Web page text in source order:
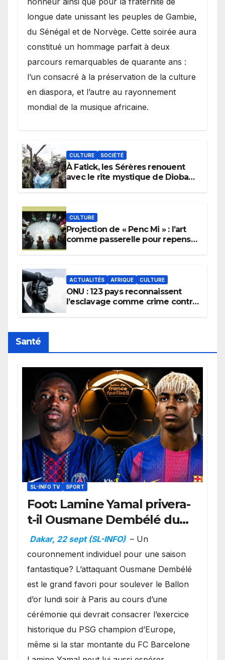
longue date unissant les peuples de Gambie,
du Sénégal et de Norvège. Cette soirée aura
constitué un hommage parfait à deux
parcours remarquables de quarante ans :
l’un consacré à la préservation de la culture
en diaspora, et l’autre au rayonnement
mondial de la musique africaine.
CULTURE SOCIÉTÉ
À Fatick, les Sérères renouent
avec le rite mystique de Diobaye
CULTURE
Projection de « Penc Mi » : l’art
comme passerelle pour repenser
ACTUALITÉS AFRIQUE CULTURE
ONU : 123 pays reconnaissent
l’esclavage comme crime contre
Santé
SL-INFO TV SPORT
Foot: Lamine Yamal privera-
t-il Ousmane Dembélé du
Ballon d’or ?
Dakar, 22 sept (SL-INFO) – Un
couronnement individuel pour une saison
fantastique? L’attaquant Ousmane Dembélé
est le grand favori pour soulever le Ballon
d’or lundi soir à Paris au cours d’une
cérémonie qui devrait consacrer l’exercice
historique du PSG champion d’Europe,
même si la star montante du FC Barcelone